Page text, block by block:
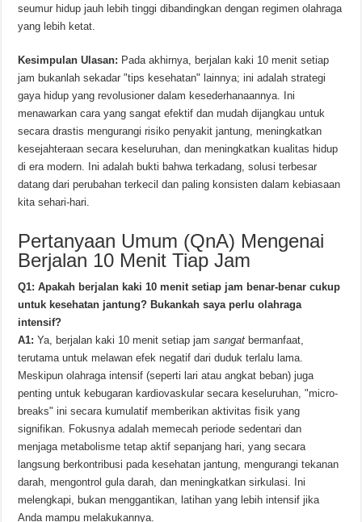
seumur hidup jauh lebih tinggi dibandingkan dengan regimen olahraga
yang lebih ketat.
Kesimpulan Ulasan: Pada akhirnya, berjalan kaki 10 menit setiap
jam bukanlah sekadar "tips kesehatan" lainnya; ini adalah strategi
gaya hidup yang revolusioner dalam kesederhanaannya. Ini
menawarkan cara yang sangat efektif dan mudah dijangkau untuk
secara drastis mengurangi risiko penyakit jantung, meningkatkan
kesejahteraan secara keseluruhan, dan meningkatkan kualitas hidup
di era modern. Ini adalah bukti bahwa terkadang, solusi terbesar
datang dari perubahan terkecil dan paling konsisten dalam kebiasaan
kita sehari-hari.
Pertanyaan Umum (QnA) Mengenai
Berjalan 10 Menit Tiap Jam
Q1: Apakah berjalan kaki 10 menit setiap jam benar-benar cukup
untuk kesehatan jantung? Bukankah saya perlu olahraga
intensif?
A1: Ya, berjalan kaki 10 menit setiap jamsangat bermanfaat,
terutama untuk melawan efek negatif dari duduk terlalu lama.
Meskipun olahraga intensif (seperti lari atau angkat beban) juga
penting untuk kebugaran kardiovaskular secara keseluruhan, "micro-
breaks" ini secara kumulatif memberikan aktivitas fisik yang
signifikan. Fokusnya adalah memecah periode sedentari dan
menjaga metabolisme tetap aktif sepanjang hari, yang secara
langsung berkontribusi pada kesehatan jantung, mengurangi tekanan
darah, mengontrol gula darah, dan meningkatkan sirkulasi. Ini
melengkapi, bukan menggantikan, latihan yang lebih intensif jika
Anda mampu melakukannya.